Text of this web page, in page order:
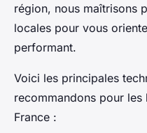
région, nous maîtrisons
locales pour vous
performant.
Voici les principales
recommandons pour
France :